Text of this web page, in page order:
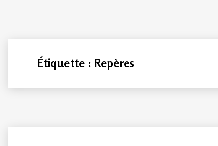
Étiquette : Repères